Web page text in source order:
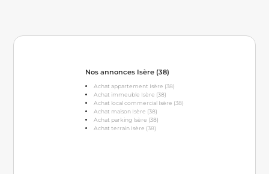
Nos annonces Isère (38)
Achat appartement Isère (38)
Achat immeuble Isère (38)
Achat local commercial Isère (38)
Achat maison Isère (38)
Achat parking Isère (38)
Achat terrain Isère (38)